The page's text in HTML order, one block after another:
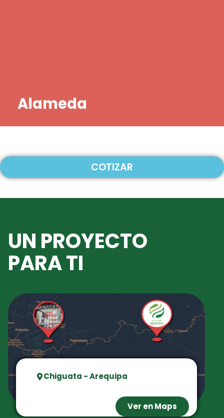
Alameda
COTIZAR
Chiguata - Arequipa
Ver en Maps
UN PROYECTO
PARA TI